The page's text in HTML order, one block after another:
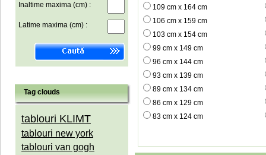
Inaltime maxima (cm) :
Latime maxima (cm) :
Tag clouds
tablouri KLIMT
tablouri new york
tablouri van gogh
109 cm x 164 cm
106 cm x 159 cm
103 cm x 154 cm
99 cm x 149 cm
96 cm x 144 cm
93 cm x 139 cm
89 cm x 134 cm
86 cm x 129 cm
83 cm x 124 cm